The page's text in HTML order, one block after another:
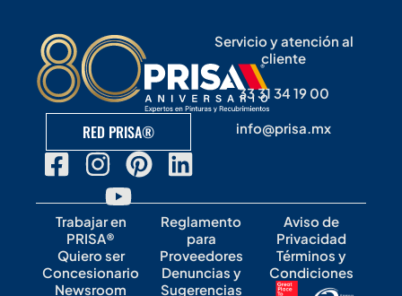
RED PRISA®
Servicio y atención al
cliente
33 31 34 19 00
info@prisa.mx
Trabajar en
PRISA®
Quiero ser
Concesionario
Newsroom
Reglamento
para
Proveedores
Denuncias y
Sugerencias
Aviso de
Privacidad
Términos y
Condiciones